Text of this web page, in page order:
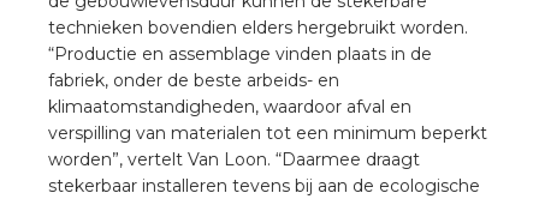
technieken bovendien elders hergebruikt worden.
“Productie en assemblage vinden plaats in de
fabriek, onder de beste arbeids- en
klimaatomstandigheden, waardoor afval en
verspilling van materialen tot een minimum beperkt
worden”, vertelt Van Loon. “Daarmee draagt
stekerbaar installeren tevens bij aan de ecologische
groothandels